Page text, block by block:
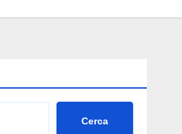
Cerca